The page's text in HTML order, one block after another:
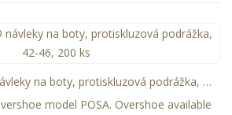
DuPont™ Tyvek® návleky na boty, protiskluzová podrážka, 42-46, 200 ks
model POSA. Overshoe available